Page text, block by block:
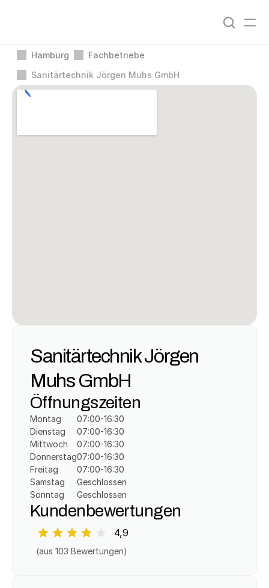
Hamburg
Fachbetriebe
Sanitärtechnik Jörgen Muhs GmbH
Sanitärtechnik Jörgen
Muhs GmbH
Öffnungszeiten
Montag
Dienstag
Mittwoch
Donnerstag
Freitag
Samstag
Sonntag
07:00-16:30
07:00-16:30
07:00-16:30
07:00-16:30
07:00-16:30
Geschlossen
Geschlossen
Kundenbewertungen
4,9
(aus 103 Bewertungen)